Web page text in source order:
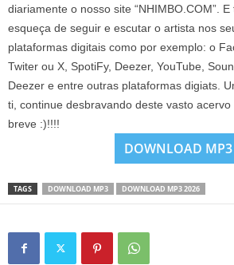
diariamente o nosso site “NHIMBO.COM”.
esqueça de seguir e escutar o artista nos
plataformas digitais como por exemplo: o
Twiter ou X, SpotiFy, Deezer, YouTube,
Deezer e entre outras plataformas digiats.
ti, continue desbravando deste vasto
breve :)!!!!
DOWNLOAD MP3
TAGS DOWNLOAD MP3 DOWNLOAD MP3 2026